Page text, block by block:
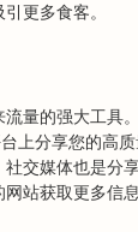
更多食客。
量的强大工具
上分享您的高
交媒体也是分
站获取更多信息